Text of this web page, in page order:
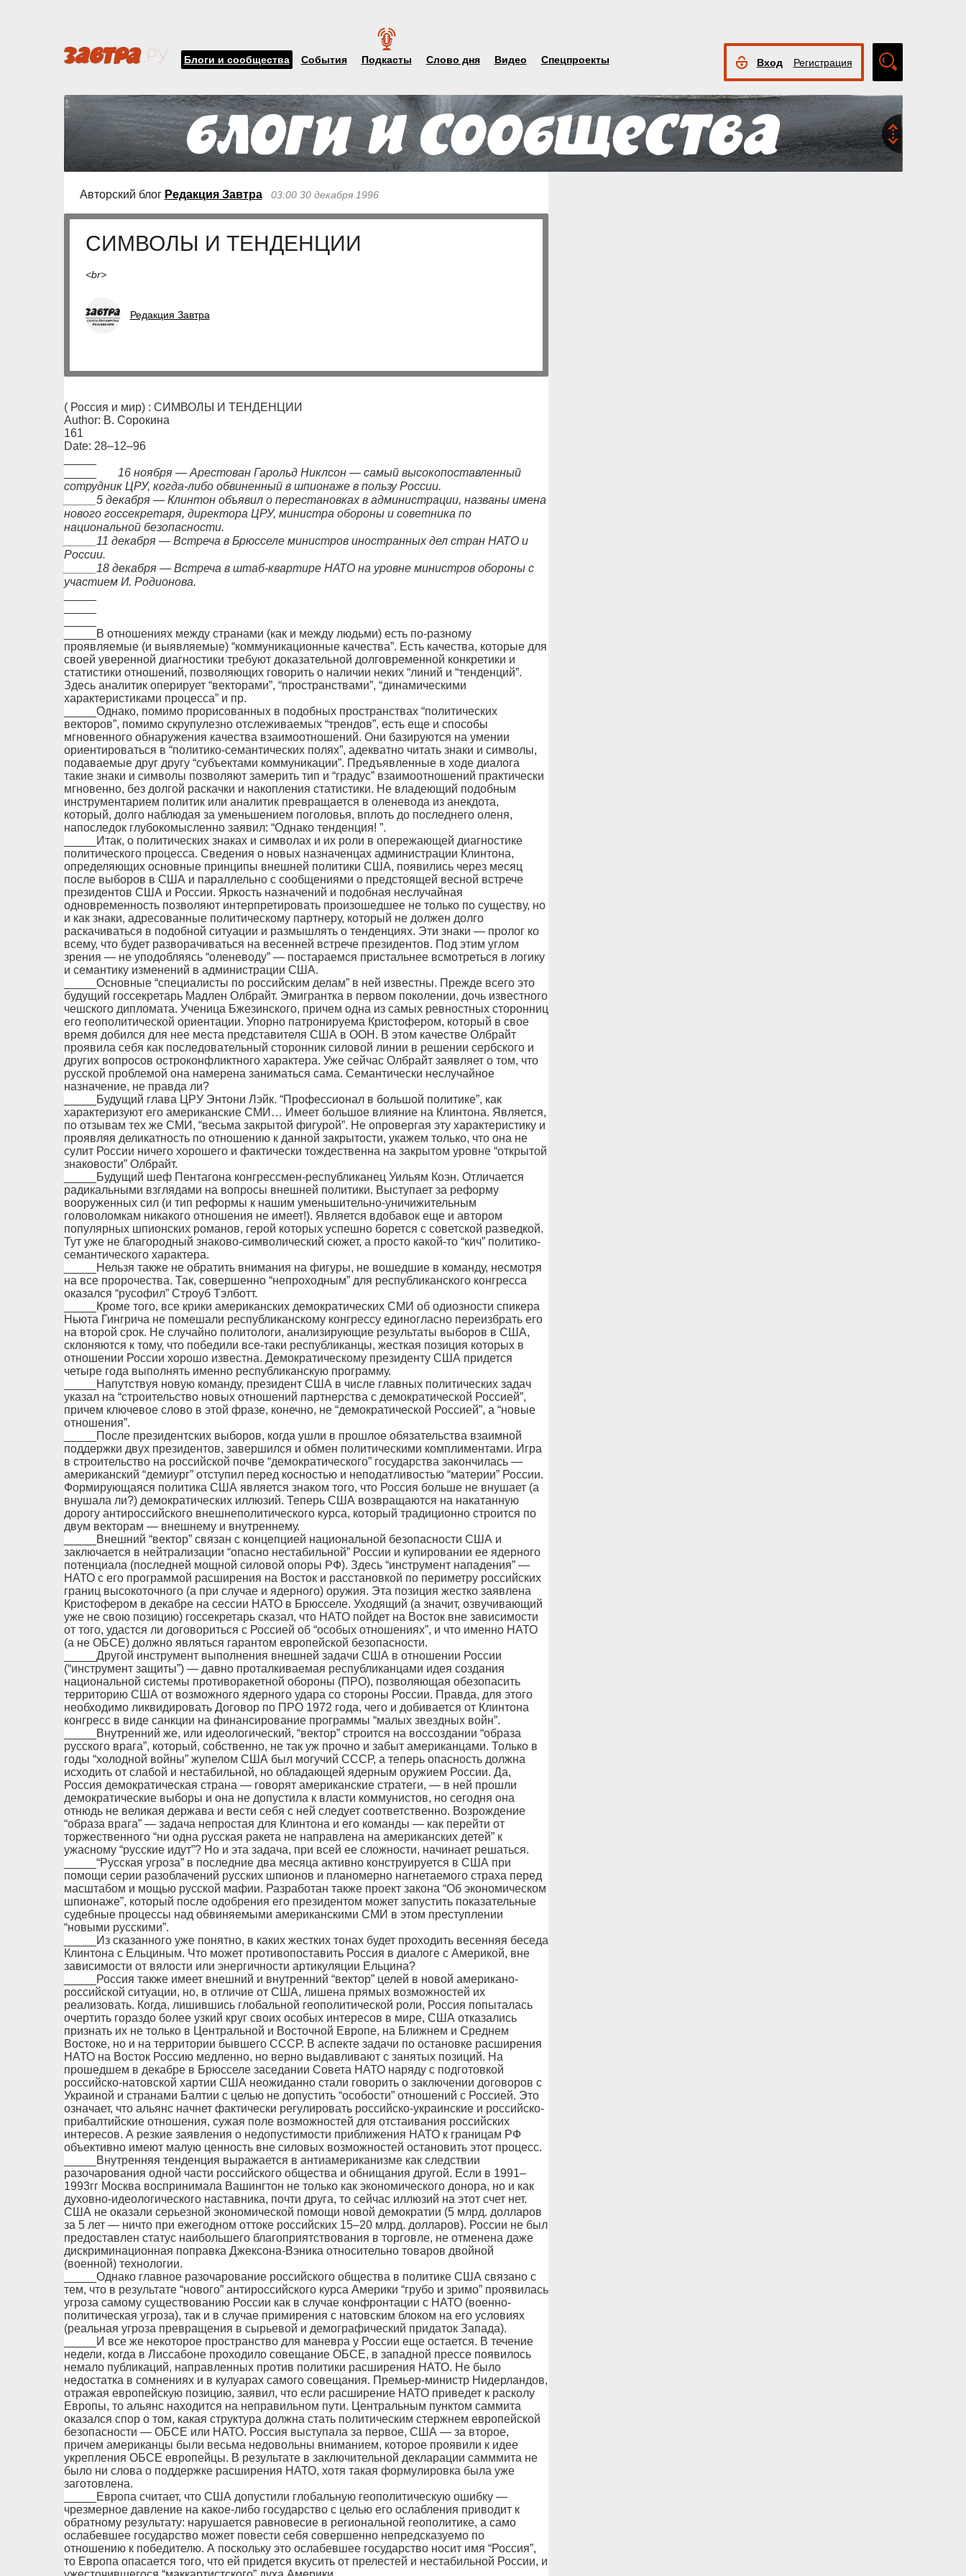
Блоги и сообщества События Подкасты Слово дня Видео Спецпроекты Вход Регистрация
поиск
Авторский блог Редакция Завтра 03:00 30 декабря 1996
СИМВОЛЫ И ТЕНДЕНЦИИ
<br>
Редакция Завтра
( Россия и мир) : СИМВОЛЫ И ТЕНДЕНЦИИ
Author: В. Сорокина
161
Date: 28–12–96
16 ноября — Арестован Гарольд Никлсон — самый высокопоставленный
сотрудник ЦРУ, когда-либо обвиненный в шпионаже в пользу России.
_____5 декабря — Клинтон объявил о перестановках в администрации, названы имена
нового госсекретаря, директора ЦРУ, министра обороны и советника по
национальной безопасности.
_____11 декабря — Встреча в Брюсселе министров иностранных дел стран НАТО и
России.
_____18 декабря — Встреча в штаб-квартире НАТО на уровне министров обороны с
участием И. Родионова.
_____В отношениях между странами (как и между людьми) есть по-разному
проявляемые (и выявляемые) “коммуникационные качества”. Есть качества, которые для
своей уверенной диагностики требуют доказательной долговременной конкретики и
статистики отношений, позволяющих говорить о наличии неких “линий и “тенденций”.
Здесь аналитик оперирует “векторами”, “пространствами”, “динамическими
характеристиками процесса” и пр.
_____Однако, помимо прорисованных в подобных пространствах “политических
векторов”, помимо скрупулезно отслеживаемых “трендов”, есть еще и способы
мгновенного обнаружения качества взаимоотношений. Они базируются на умении
ориентироваться в “политико-семантических полях”, адекватно читать знаки и символы,
подаваемые друг другу “субъектами коммуникации”. Предъявленные в ходе диалога
такие знаки и символы позволяют замерить тип и “градус” взаимоотношений практически
мгновенно, без долгой раскачки и накопления статистики. Не владеющий подобным
инструментарием политик или аналитик превращается в оленевода из анекдота,
который, долго наблюдая за уменьшением поголовья, вплоть до последнего оленя,
напоследок глубокомысленно заявил: “Однако тенденция! ”.
_____Итак, о политических знаках и символах и их роли в опережающей диагностике
политического процесса. Сведения о новых назначенцах администрации Клинтона,
определяющих основные принципы внешней политики США, появились через месяц
после выборов в США и параллельно с сообщениями о предстоящей весной встрече
президентов США и России. Яркость назначений и подобная неслучайная
одновременность позволяют интерпретировать произошедшее не только по существу, но
и как знаки, адресованные политическому партнеру, который не должен долго
раскачиваться в подобной ситуации и размышлять о тенденциях. Эти знаки — пролог ко
всему, что будет разворачиваться на весенней встрече президентов. Под этим углом
зрения — не уподобляясь “оленеводу” — постараемся пристальнее всмотреться в логику
и семантику изменений в администрации США.
_____Основные “специалисты по российским делам” в ней известны. Прежде всего это
будущий госсекретарь Мадлен Олбрайт. Эмигрантка в первом поколении, дочь известного
чешского дипломата. Ученица Бжезинского, причем одна из самых ревностных сторонниц
его геополитической ориентации. Упорно патронируема Кристофером, который в свое
время добился для нее места представителя США в ООН. В этом качестве Олбрайт
проявила себя как последовательный сторонник силовой линии в решении сербского и
других вопросов остроконфликтного характера. Уже сейчас Олбрайт заявляет о том, что
русской проблемой она намерена заниматься сама. Семантически неслучайное
назначение, не правда ли?
_____Будущий глава ЦРУ Энтони Лэйк. “Профессионал в большой политике”, как
характеризуют его американские СМИ… Имеет большое влияние на Клинтона. Является,
по отзывам тех же СМИ, “весьма закрытой фигурой”. Не опровергая эту характеристику и
проявляя деликатность по отношению к данной закрытости, укажем только, что она не
сулит России ничего хорошего и фактически тождественна на закрытом уровне “открытой
знаковости” Олбрайт.
_____Будущий шеф Пентагона конгрессмен-республиканец Уильям Коэн. Отличается
радикальными взглядами на вопросы внешней политики. Выступает за реформу
вооруженных сил (и тип реформы к нашим уменьшительно-уничижительным
головоломкам никакого отношения не имеет!). Является вдобавок еще и автором
популярных шпионских романов, герой которых успешно борется с советской разведкой.
Тут уже не благородный знаково-символический сюжет, а просто какой-то “кич” политико-
семантического характера.
_____Нельзя также не обратить внимания на фигуры, не вошедшие в команду, несмотря
на все пророчества. Так, совершенно “непроходным” для республиканского конгресса
оказался “русофил” Строуб Тэлботт.
_____Кроме того, все крики американских демократических СМИ об одиозности спикера
Ньюта Гингрича не помешали республиканскому конгрессу единогласно переизбрать его
на второй срок. Не случайно политологи, анализирующие результаты выборов в США,
склоняются к тому, что победили все-таки республиканцы, жесткая позиция которых в
отношении России хорошо известна. Демократическому президенту США придется
четыре года выполнять именно республиканскую программу.
_____Напутствуя новую команду, президент США в числе главных политических задач
указал на “строительство новых отношений партнерства с демократической Россией”,
причем ключевое слово в этой фразе, конечно, не “демократической Россией”, а “новые
отношения”.
_____После президентских выборов, когда ушли в прошлое обязательства взаимной
поддержки двух президентов, завершился и обмен политическими комплиментами. Игра
в строительство на российской почве “демократического” государства закончилась —
американский “демиург” отступил перед косностью и неподатливостью “материи” России.
Формирующаяся политика США является знаком того, что Россия больше не внушает (а
внушала ли?) демократических иллюзий. Теперь США возвращаются на накатанную
дорогу антироссийского внешнеполитического курса, который традиционно строится по
двум векторам — внешнему и внутреннему.
_____Внешний “вектор” связан с концепцией национальной безопасности США и
заключается в нейтрализации “опасно нестабильной” России и купировании ее ядерного
потенциала (последней мощной силовой опоры РФ). Здесь “инструмент нападения” —
НАТО с его программой расширения на Восток и расстановкой по периметру российских
границ высокоточного (а при случае и ядерного) оружия. Эта позиция жестко заявлена
Кристофером в декабре на сессии НАТО в Брюсселе. Уходящий (а значит, озвучивающий
уже не свою позицию) госсекретарь сказал, что НАТО пойдет на Восток вне зависимости
от того, удастся ли договориться с Россией об “особых отношениях”, и что именно НАТО
(а не ОБСЕ) должно являться гарантом европейской безопасности.
_____Другой инструмент выполнения внешней задачи США в отношении России
(“инструмент защиты”) — давно проталкиваемая республиканцами идея создания
национальной системы противоракетной обороны (ПРО), позволяющая обезопасить
территорию США от возможного ядерного удара со стороны России. Правда, для этого
необходимо ликвидировать Договор по ПРО 1972 года, чего и добивается от Клинтона
конгресс в виде санкции на финансирование программы “малых звездных войн”.
_____Внутренний же, или идеологический, “вектор” строится на воссоздании “образа
русского врага”, который, собственно, не так уж прочно и забыт американцами. Только в
годы “холодной войны” жупелом США был могучий СССР, а теперь опасность должна
исходить от слабой и нестабильной, но обладающей ядерным оружием России. Да,
Россия демократическая страна — говорят американские стратеги, — в ней прошли
демократические выборы и она не допустила к власти коммунистов, но сегодня она
отнюдь не великая держава и вести себя с ней следует соответственно. Возрождение
“образа врага” — задача непростая для Клинтона и его команды — как перейти от
торжественного “ни одна русская ракета не направлена на американских детей” к
ужасному “русские идут”? Но и эта задача, при всей ее сложности, начинает решаться.
_____“Русская угроза” в последние два месяца активно конструируется в США при
помощи серии разоблачений русских шпионов и планомерно нагнетаемого страха перед
масштабом и мощью русской мафии. Разработан также проект закона “Об экономическом
шпионаже”, который после одобрения его президентом может запустить показательные
судебные процессы над обвиняемыми американскими СМИ в этом преступлении
“новыми русскими”.
_____Из сказанного уже понятно, в каких жестких тонах будет проходить весенняя беседа
Клинтона с Ельциным. Что может противопоставить Россия в диалоге с Америкой, вне
зависимости от вялости или энергичности артикуляции Ельцина?
_____Россия также имеет внешний и внутренний “вектор” целей в новой американо-
российской ситуации, но, в отличие от США, лишена прямых возможностей их
реализовать. Когда, лишившись глобальной геополитической роли, Россия попыталась
очертить гораздо более узкий круг своих особых интересов в мире, США отказались
признать их не только в Центральной и Восточной Европе, на Ближнем и Среднем
Востоке, но и на территории бывшего СССР. В аспекте задачи по остановке расширения
НАТО на Восток Россию медленно, но верно выдавливают с занятых позиций. На
прошедшем в декабре в Брюсселе заседании Совета НАТО наряду с подготовкой
российско-натовской хартии США неожиданно стали говорить о заключении договоров с
Украиной и странами Балтии с целью не допустить “особости” отношений с Россией. Это
означает, что альянс начнет фактически регулировать российско-украинские и российско-
прибалтийские отношения, сужая поле возможностей для отстаивания российских
интересов. А резкие заявления о недопустимости приближения НАТО к границам РФ
объективно имеют малую ценность вне силовых возможностей остановить этот процесс.
_____Внутренняя тенденция выражается в антиамериканизме как следствии
разочарования одной части российского общества и обнищания другой. Если в 1991–
1993гг Москва воспринимала Вашингтон не только как экономического донора, но и как
духовно-идеологического наставника, почти друга, то сейчас иллюзий на этот счет нет.
США не оказали серьезной экономической помощи новой демократии (5 млрд. долларов
за 5 лет — ничто при ежегодном оттоке российских 15–20 млрд. долларов). России не был
предоставлен статус наибольшего благоприятствования в торговле, не отменена даже
дискриминационная поправка Джексона-Вэника относительно товаров двойной
(военной) технологии.
_____Однако главное разочарование российского общества в политике США связано с
тем, что в результате “нового” антироссийского курса Америки “грубо и зримо” проявилась
угроза самому существованию России как в случае конфронтации с НАТО (военно-
политическая угроза), так и в случае примирения с натовским блоком на его условиях
(реальная угроза превращения в сырьевой и демографический придаток Запада).
_____И все же некоторое пространство для маневра у России еще остается. В течение
недели, когда в Лиссабоне проходило совещание ОБСЕ, в западной прессе появилось
немало публикаций, направленных против политики расширения НАТО. Не было
недостатка в сомнениях и в кулуарах самого совещания. Премьер-министр Нидерландов,
отражая европейскую позицию, заявил, что если расширение НАТО приведет к расколу
Европы, то альянс находится на неправильном пути. Центральным пунктом саммита
оказался спор о том, какая структура должна стать политическим стержнем европейской
безопасности — ОБСЕ или НАТО. Россия выступала за первое, США — за второе,
причем американцы были весьма недовольны вниманием, которое проявили к идее
укрепления ОБСЕ европейцы. В результате в заключительной декларации самммита не
было ни слова о поддержке расширения НАТО, хотя такая формулировка была уже
заготовлена.
_____Европа считает, что США допустили глобальную геополитическую ошибку —
чрезмерное давление на какое-либо государство с целью его ослабления приводит к
обратному результату: нарушается равновесие в региональной геополитике, а само
ослабевшее государство может повести себя совершенно непредсказуемо по
отношению к победителю. А поскольку это ослабевшее государство носит имя “Россия”,
то Европа опасается того, что ей придется вкусить от прелестей и нестабильной России, и